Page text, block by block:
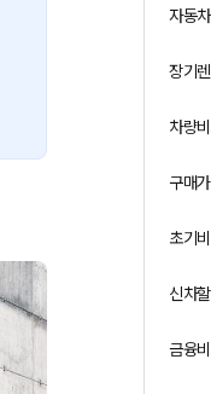
자동
장기
차량
구매
초기
신차
금융